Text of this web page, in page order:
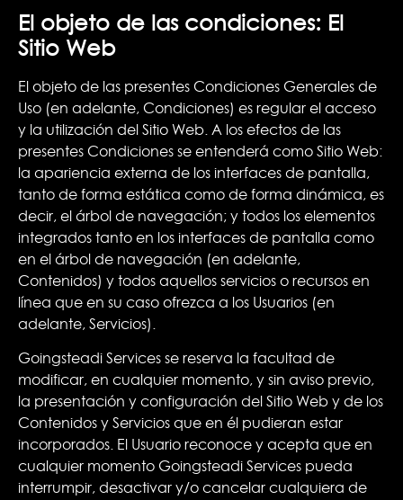
El objeto de las condiciones: El
Sitio Web
El objeto de las presentes Condiciones Generales de
Uso (en adelante, Condiciones) es regular el acceso
y la utilización del Sitio Web. A los efectos de las
presentes Condiciones se entenderá como Sitio Web:
la apariencia externa de los interfaces de pantalla,
tanto de forma estática como de forma dinámica, es
decir, el árbol de navegación; y todos los elementos
integrados tanto en los interfaces de pantalla como
en el árbol de navegación (en adelante,
Contenidos) y todos aquellos servicios o recursos en
línea que en su caso ofrezca a los Usuarios (en
adelante, Servicios).
Goingsteadi Services se reserva la facultad de
modificar, en cualquier momento, y sin aviso previo,
la presentación y configuración del Sitio Web y de los
Contenidos y Servicios que en él pudieran estar
incorporados. El Usuario reconoce y acepta que en
cualquier momento Goingsteadi Services pueda
interrumpir, desactivar y/o cancelar cualquiera de